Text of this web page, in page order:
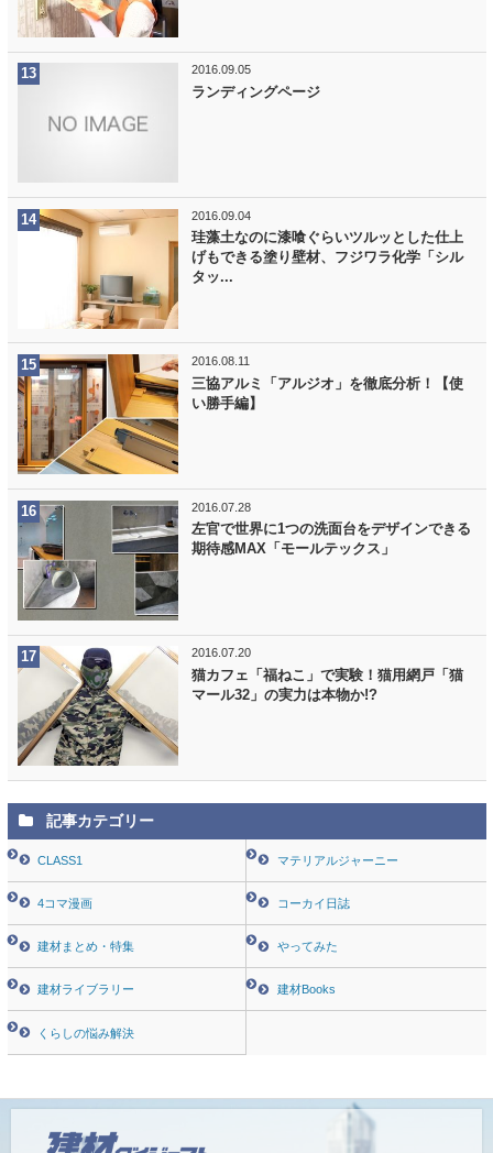
2016.09.05
ランディングページ
2016.09.04
珪藻土なのに漆喰ぐらいツルッとした仕上
げもできる塗り壁材、フジワラ化学「シル
タッ...
2016.08.11
三協アルミ「アルジオ」を徹底分析！【使
い勝手編】
2016.07.28
左官で世界に1つの洗面台をデザインできる
期待感MAX「モールテックス」
2016.07.20
猫カフェ「福ねこ」で実験！猫用網戸「猫
マール32」の実力は本物か!?
記事カテゴリー
CLASS1 マテリアルジャーニー
4コマ漫画 コーカイ日誌
建材まとめ・特集 やってみた
建材ライブラリー 建材Books
くらしの悩み解決